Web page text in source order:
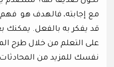
مع إجابته، فالهدف هو فهم
قد يفكر به بالفعل.
على التعلم من خلال طرح
نفسك للمزيد من